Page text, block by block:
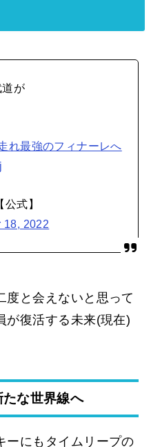
が
れ最強のフィナーレへ
式】
18, 2022
度と会えないと思って
が復活する未来(現在)
な世界線へ
ーにもタイムリープの